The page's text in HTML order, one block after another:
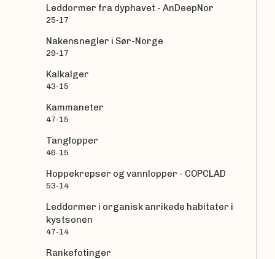
Leddormer fra dyphavet - AnDeepNor
25-17
Nakensnegler i Sør-Norge
29-17
Kalkalger
43-15
Kammaneter
47-15
Tanglopper
46-15
Hoppekrepser og vannlopper - COPCLAD
53-14
Leddormer i organisk anrikede habitater i
kystsonen
47-14
Rankefotinger